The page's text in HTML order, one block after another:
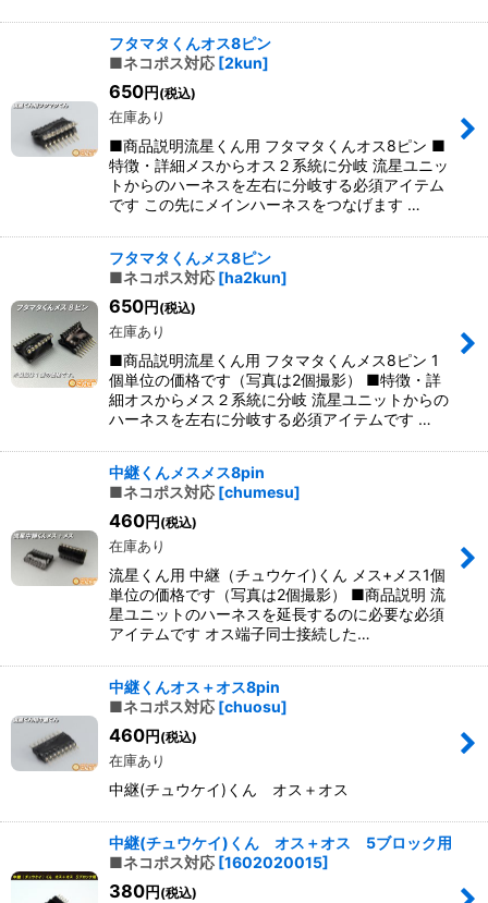
フタマタくんオス8ピン
■ネコポス対応 [2kun]
650円(税込)
在庫あり
■商品説明流星くん用 フタマタくんオス8ピン ■
特徴・詳細メスからオス２系統に分岐 流星ユニッ
トからのハーネスを左右に分岐する必須アイテム
です この先にメインハーネスをつなげます …
フタマタくんメス8ピン
■ネコポス対応 [ha2kun]
650円(税込)
在庫あり
■商品説明流星くん用 フタマタくんメス8ピン 1
個単位の価格です（写真は2個撮影） ■特徴・詳
細オスからメス２系統に分岐 流星ユニットからの
ハーネスを左右に分岐する必須アイテムです …
中継くんメスメス8pin
■ネコポス対応 [chumesu]
460円(税込)
在庫あり
流星くん用 中継（チュウケイ)くん メス+メス1個
単位の価格です（写真は2個撮影） ■商品説明 流
星ユニットのハーネスを延長するのに必要な必須
アイテムです オス端子同士接続した…
中継くんオス＋オス8pin
■ネコポス対応 [chuosu]
460円(税込)
在庫あり
中継(チュウケイ)くん オス＋オス
中継(チュウケイ)くん オス＋オス 5ブロック用
■ネコポス対応 [1602020015]
380円(税込)